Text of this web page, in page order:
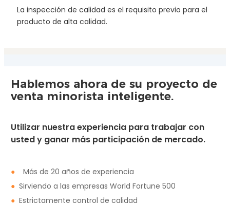
La inspección de calidad es el requisito previo para el
producto de alta calidad.
Hablemos ahora de su proyecto de
venta minorista inteligente.
Utilizar nuestra experiencia para trabajar con
usted y ganar más participación de mercado.
●
Más de 20 años de experiencia
●Sirviendo a las empresas World Fortune 500
●Estrictamente control de calidad